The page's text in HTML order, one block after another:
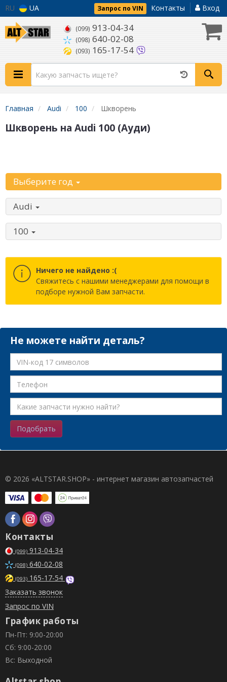
RU UA Запрос по VIN Контакты Вход
(099) 913-04-34
(098) 640-02-08
(093) 165-17-54
Главная Audi 100 Шкворень
Шкворень на Audi 100 (Ауди)
Выберите год
Audi
100
Ничего не найдено :(
Cвяжитесь с нашими менеджерами для помощи в
подборе нужной Вам запчасти.
Не можете найти деталь?
Подобрать
© 2026 «ALTSTAR.SHOP» - интернет магазин автозапчастей
Контакты
(099) 913-04-34
(098) 640-02-08
(093) 165-17-54
Заказать звонок
Запрос по VIN
График работы
Пн-Пт: 9:00-20:00
Сб: 9:00-20:00
Вс: Выходной